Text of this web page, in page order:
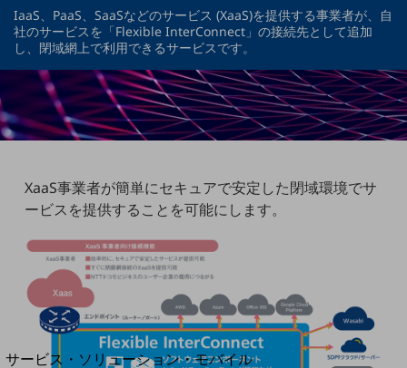
産業・地域DXプラットフォーマーとして
企業と地域が持続成長する社会を目指します
Smart City
Smart Education
Smart Healthcare
Smart Industry
Smart Mobility
Smart Worksite
地域社会を支える皆さまと地域課題の解決や
地域経済のさらなる活性化に取り組みます
自治体・地域社会との共創
LGPF(Local Government Platform)
別ウィンドウで開きます
サービス・ソリューション・モバイル
取り組みを検索
IaaS、PaaS、SaaSなどのサービス (XaaS)を提供する事業者が、自
社のサービスを「Flexible InterConnect」の接続先として追加
し、閉域網上で利用できるサービスです。
XaaS事業者が簡単にセキュアで安定した閉域環境でサ
ービスを提供することを可能にします。